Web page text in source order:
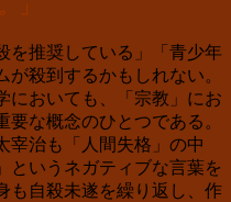
」
を推奨している」「青少年
殺到するかもしれない。
においても、「宗教」にお
な概念のひとつである。
宰治も「人間失格」の中
というネガティブな言葉を
も自殺未遂を繰り返し、作